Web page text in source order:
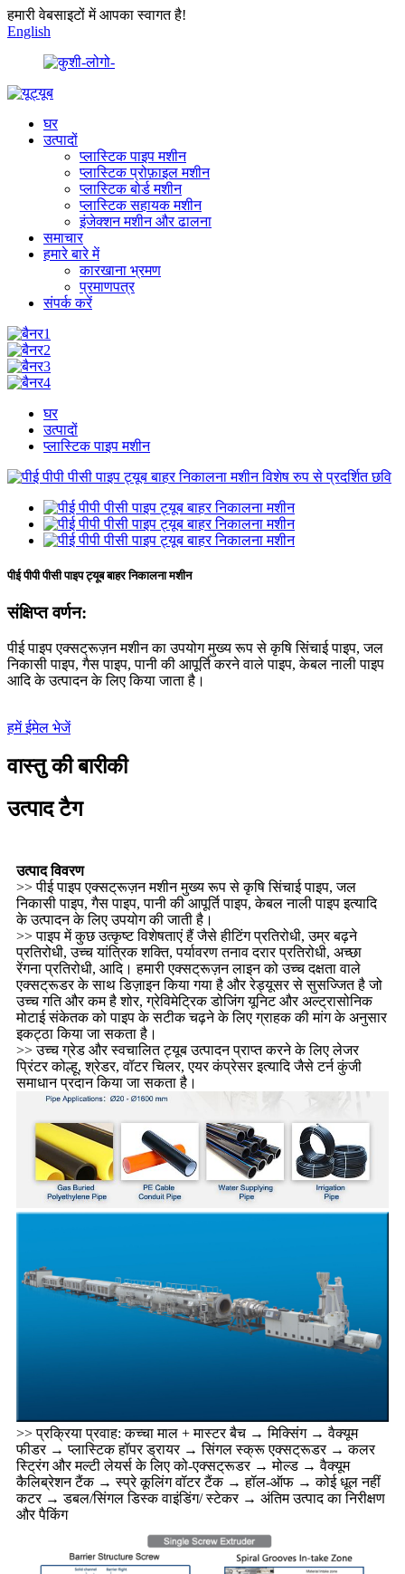
हमारी वेबसाइटों में आपका स्वागत है!
English
घर
उत्पादों
प्लास्टिक पाइप मशीन
प्लास्टिक प्रोफ़ाइल मशीन
प्लास्टिक बोर्ड मशीन
प्लास्टिक सहायक मशीन
इंजेक्शन मशीन और ढालना
समाचार
हमारे बारे में
कारखाना भ्रमण
प्रमाणपत्र
संपर्क करें
घर
उत्पादों
प्लास्टिक पाइप मशीन
पीई पीपी पीसी पाइप ट्यूब बाहर निकालना मशीन
संक्षिप्त वर्णन:
पीई पाइप एक्सट्रूज़न मशीन का उपयोग मुख्य रूप से कृषि सिंचाई पाइप, जल
निकासी पाइप, गैस पाइप, पानी की आपूर्ति करने वाले पाइप, केबल नाली पाइप
आदि के उत्पादन के लिए किया जाता है।
हमें ईमेल भेजें
वास्तु की बारीकी
उत्पाद टैग
उत्पाद विवरण
>> पीई पाइप एक्सट्रूज़न मशीन मुख्य रूप से कृषि सिंचाई पाइप, जल
निकासी पाइप, गैस पाइप, पानी की आपूर्ति पाइप, केबल नाली पाइप इत्यादि
के उत्पादन के लिए उपयोग की जाती है।
>> पाइप में कुछ उत्कृष्ट विशेषताएं हैं जैसे हीटिंग प्रतिरोधी, उम्र बढ़ने
प्रतिरोधी, उच्च यांत्रिक शक्ति, पर्यावरण तनाव दरार प्रतिरोधी, अच्छा
रेंगना प्रतिरोधी, आदि। हमारी एक्सट्रूज़न लाइन को उच्च दक्षता वाले
एक्सट्रूडर के साथ डिज़ाइन किया गया है और रेड्यूसर से सुसज्जित है जो
उच्च गति और कम है शोर, ग्रेविमेट्रिक डोजिंग यूनिट और अल्ट्रासोनिक
मोटाई संकेतक को पाइप के सटीक चढ़ने के लिए ग्राहक की मांग के अनुसार
इकट्ठा किया जा सकता है।
>> उच्च ग्रेड और स्वचालित ट्यूब उत्पादन प्राप्त करने के लिए लेजर
प्रिंटर कोल्हू, श्रेडर, वॉटर चिलर, एयर कंप्रेसर इत्यादि जैसे टर्न कुंजी
समाधान प्रदान किया जा सकता है।
>> प्रक्रिया प्रवाह: कच्चा माल + मास्टर बैच → मिक्सिंग → वैक्यूम
फीडर → प्लास्टिक हॉपर ड्रायर → सिंगल स्क्रू एक्सट्रूडर → कलर
स्ट्रिंग और मल्टी लेयर्स के लिए को-एक्सट्रूडर → मोल्ड → वैक्यूम
कैलिब्रेशन टैंक → स्प्रे कूलिंग वॉटर टैंक → हॉल-ऑफ → कोई धूल नहीं
कटर → डबल/सिंगल डिस्क वाइंडिंग/ स्टेकर → अंतिम उत्पाद का निरीक्षण
और पैकिंग